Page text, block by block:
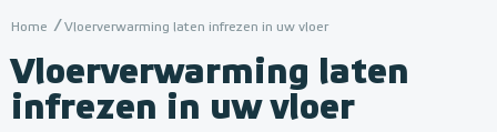
Home Vloerverwarming laten infrezen in uw vloer
Vloerverwarming laten
infrezen in uw vloer